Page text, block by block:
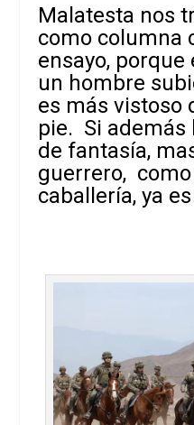
Malatesta nos
como columna
ensayo,
un hombre
es más vistoso
pie. Si
de fantasía,
guerrero,
caballería, ya